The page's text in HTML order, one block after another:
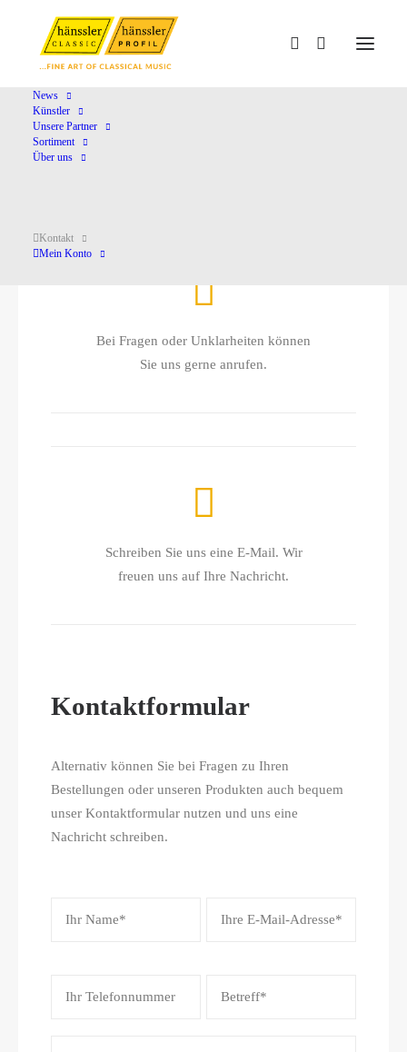
News
Künstler
Unsere Partner
Sortiment
Über uns
Kontakt
Mein Konto
Kontakt
Bei Fragen oder Unklarheiten können
Sie uns gerne anrufen.
Schreiben Sie uns eine E-Mail. Wir
freuen uns auf Ihre Nachricht.
Kontaktformular
Alternativ können Sie bei Fragen zu Ihren
Bestellungen oder unseren Produkten auch bequem
unser Kontaktformular nutzen und uns eine
Nachricht schreiben.